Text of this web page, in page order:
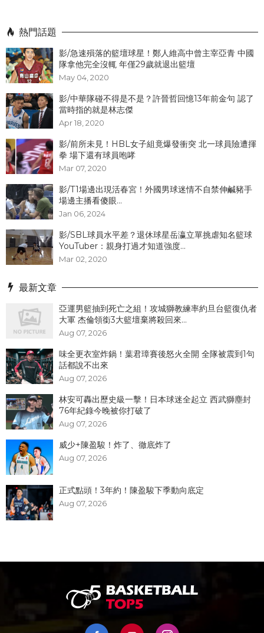
熱門話題
影/急速殞落的籃壇球星！鄭人維高中曾主宰亞青 中國
隊拿他完全沒輒 年僅29歲就退出籃壇
May 04, 2020
影/中華隊碰不得是不是？許晉哲回憶13年前金句 認了
當時指的就是林志傑
Apr 18, 2020
影/前所未見！HBL女子組竟爆發衝突 北一球員險遭揮
拳 場下還有球員咆哮
Mar 07, 2020
影/T1場邊出現活春宮！外國男球迷情不自禁伸鹹豬手
場邊主播看傻眼...
Jan 06, 2024
影/SBL球員水平差？退休球星岳瀛立單挑虐知名籃球
YouTuber：親身打過才知道強度...
Mar 02, 2020
最新文章
亞運男籃抽到死亡之組！攻城獅教練率約旦台籃復仇者
大軍 杰倫領銜3大籃壇棄將殺回來...
Aug 07, 2026
味全更衣室炸鍋！葉君璋賽後怒火全開 全隊被震到1句
話都說不出來
Aug 07, 2026
林安可轟出歷史級一擊！日本球迷全起立 西武獅塵封
76年紀錄今晚被你打破了
Aug 07, 2026
威少+陳盈駿！炸了、徹底炸了
Aug 07, 2026
正式點頭！3年約！陳盈駿下季動向底定
Aug 07, 2026